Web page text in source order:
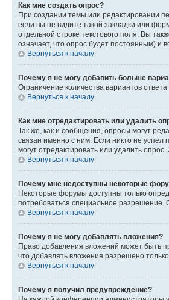
Как мне создать опрос?
При создании темы или редактировании
если вы не видите такой закладки или
отдельной строке текстового поля. Вы
означает, что опрос будет постоянным) и
Вернуться к началу
Почему я не могу добавить больше
Ограничение количества вариантов
Вернуться к началу
Как мне отредактировать или удалить
Так же, как и сообщения, опросы могут
связан именно с ним. Если никто не успел
могут отредактировать или удалить
Вернуться к началу
Почему мне недоступны некоторые
Некоторые форумы доступны только
потребоваться специальное разрешение.
Вернуться к началу
Почему я не могу добавлять вложения?
Право добавления вложений может быть
что добавлять вложения разрешено
Вернуться к началу
Почему я получил предупреждение?